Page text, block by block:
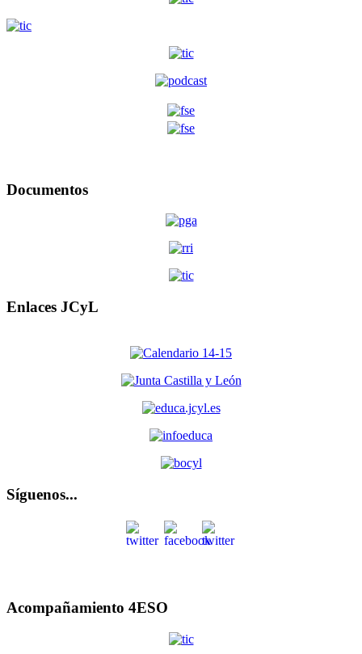
Documentos
Enlaces JCyL
Síguenos...
Acompañamiento 4ESO